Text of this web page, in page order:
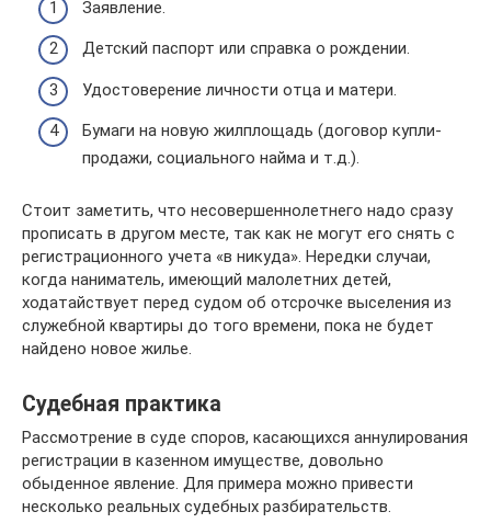
Заявление.
Детский паспорт или справка о рождении.
Удостоверение личности отца и матери.
Бумаги на новую жилплощадь (договор купли-
продажи, социального найма и т.д.).
Стоит заметить, что несовершеннолетнего надо сразу
прописать в другом месте, так как не могут его снять с
регистрационного учета «в никуда». Нередки случаи,
когда наниматель, имеющий малолетних детей,
ходатайствует перед судом об отсрочке выселения из
служебной квартиры до того времени, пока не будет
найдено новое жилье.
Судебная практика
Рассмотрение в суде споров, касающихся аннулирования
регистрации в казенном имуществе, довольно
обыденное явление. Для примера можно привести
несколько реальных судебных разбирательств.